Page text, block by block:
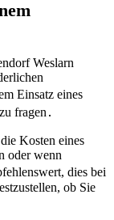
Weslarn
Einsatz eines
fragen․
Kosten eines
oder wenn
dies bei
ob Sie